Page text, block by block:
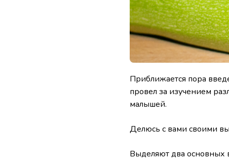
Приближается пора
провел за изучением
малышей.
Делюсь с вами своими
Выделяют два основных